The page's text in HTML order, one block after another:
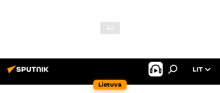
Lietuva
LIT